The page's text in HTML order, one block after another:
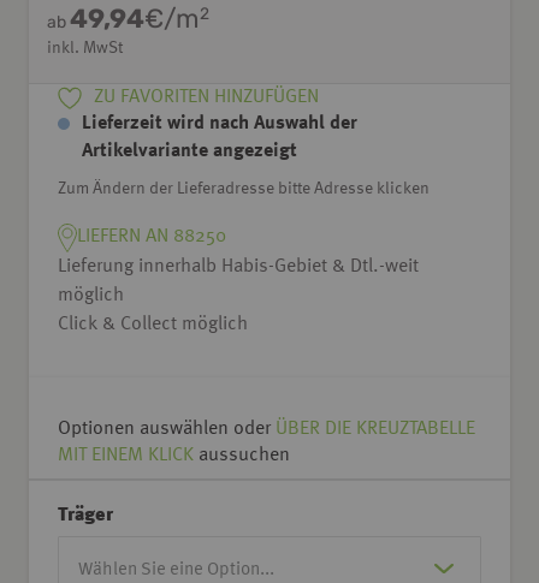
ab49,94€/m2
inkl. MwSt
ZU FAVORITEN HINZUFÜGEN
Lieferzeit wird nach Auswahl der
Artikelvariante angezeigt
Zum Ändern der Lieferadresse bitte Adresse klicken
LIEFERN AN 88250
Lieferung innerhalb Habis-Gebiet & Dtl.-weit
möglich
Click & Collect möglich
Optionen auswählen oder ÜBER DIE KREUZTABELLE
MIT EINEM KLICK aussuchen
Träger